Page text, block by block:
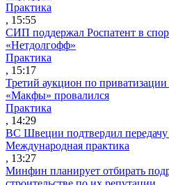
Практика
, 15:55
СИП поддержал Роспатент в
«Нетдолгофф»
Практика
, 15:17
Третий аукцион по приватизации
«Макфы» провалился
Практика
, 14:29
ВС Швеции подтвердил передачу
Международная практика
, 13:27
Минфин планирует отбирать